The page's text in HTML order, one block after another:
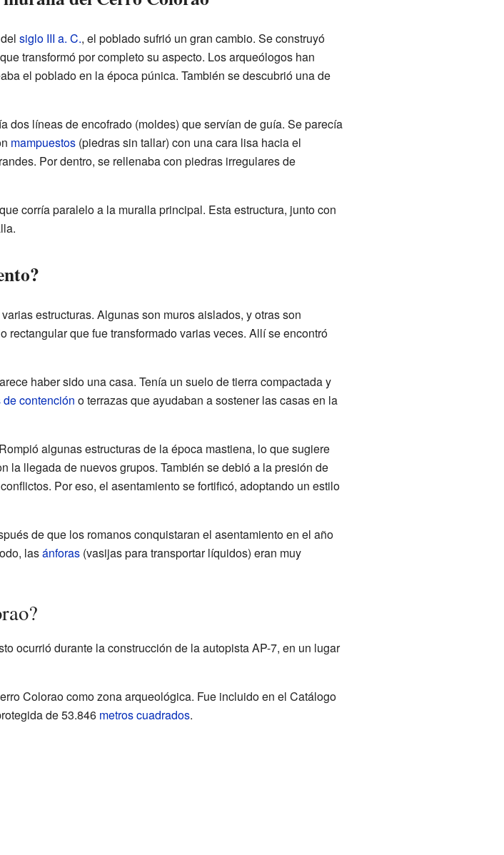
siglo III a. C., el poblado sufrió un gran cambio. Se construyó
transformó por completo su aspecto. Los arqueólogos han
el poblado en la época púnica. También se descubrió una de
dos líneas de encofrado (moldes) que servían de guía. Se parecía
mampuestos(piedras sin tallar) con una cara lisa hacia el
Por dentro, se rellenaba con piedras irregulares de
corría paralelo a la muralla principal. Esta estructura, junto con
estructuras. Algunas son muros aislados, y otras son
que fue transformado varias veces. Allí se encontró
haber sido una casa. Tenía un suelo de tierra compactada y
de contención o terrazas que ayudaban a sostener las casas en la
algunas estructuras de la época mastiena, lo que sugiere
la llegada de nuevos grupos. También se debió a la presión de
Por eso, el asentamiento se fortificó, adoptando un estilo
de que los romanos conquistaran el asentamiento en el año
lasánforas(vasijas para transportar líquidos) eran muy
ocurrió durante la construcción de la autopista AP-7, en un lugar
Colorao como zona arqueológica. Fue incluido en el Catálogo
de 53.846 metros cuadrados.